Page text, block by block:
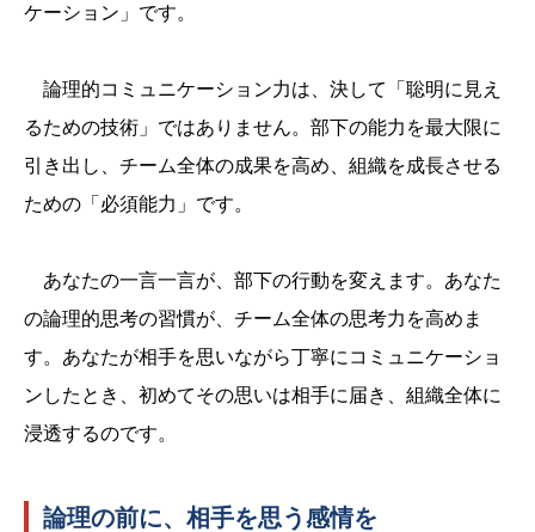
ケーション」です。
論理的コミュニケーション力は、決して「聡明に見え
るための技術」ではありません。部下の能力を最大限に
引き出し、チーム全体の成果を高め、組織を成長させる
ための「必須能力」です。
あなたの一言一言が、部下の行動を変えます。あなた
の論理的思考の習慣が、チーム全体の思考力を高めま
す。あなたが相手を思いながら丁寧にコミュニケーショ
ンしたとき、初めてその思いは相手に届き、組織全体に
浸透するのです。
論理の前に、相手を思う感情を